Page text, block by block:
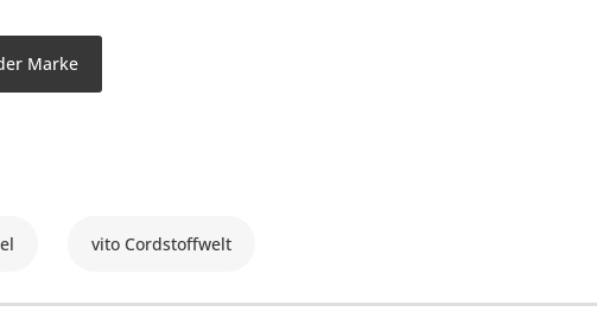
Marke
vito Cordstoffwelt